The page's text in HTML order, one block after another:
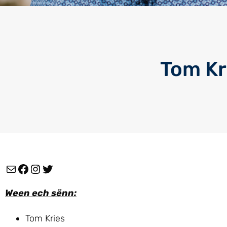
Tom
Ween ech sënn:
Tom Kries